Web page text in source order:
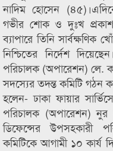
নাদিম হোসেন
গভীর শোক ও দুঃখ প্রকাশ
ব্যাপারে তিনি সার্বক্ষণিক
নিশ্চিতের নির্দেশ
পরিচালক (অপারেশন) লে.
সদস্যের তদন্ত কমিটি গঠন
হলেন- ঢাকা ফায়ার
পরিচালক (অপারেশন) নুর
ডিফেন্সের উপসহকারী
কমিটিকে আগামী ১০ কার্য